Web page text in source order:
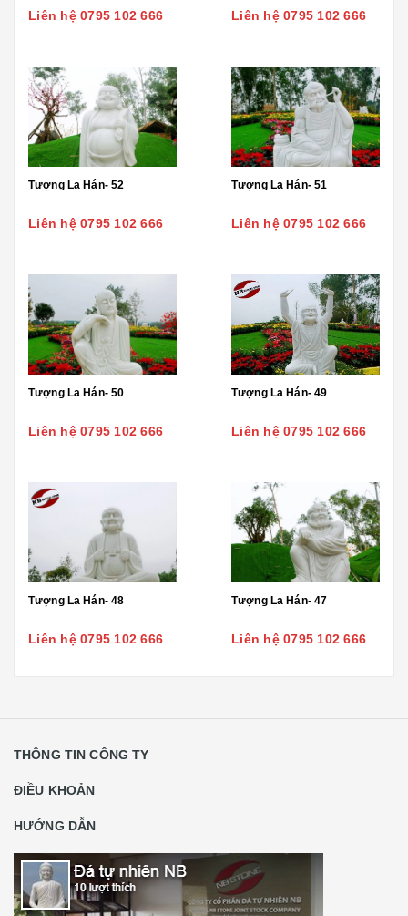
Liên hệ 0795 102 666 Liên hệ 0795 102 666
Tượng La Hán- 52
Liên hệ 0795 102 666
Tượng La Hán- 51
Liên hệ 0795 102 666
Tượng La Hán- 50
Liên hệ 0795 102 666
Tượng La Hán- 49
Liên hệ 0795 102 666
Tượng La Hán- 48
Liên hệ 0795 102 666
Tượng La Hán- 47
Liên hệ 0795 102 666
THÔNG TIN CÔNG TY
ĐIỀU KHOẢN
HƯỚNG DẪN